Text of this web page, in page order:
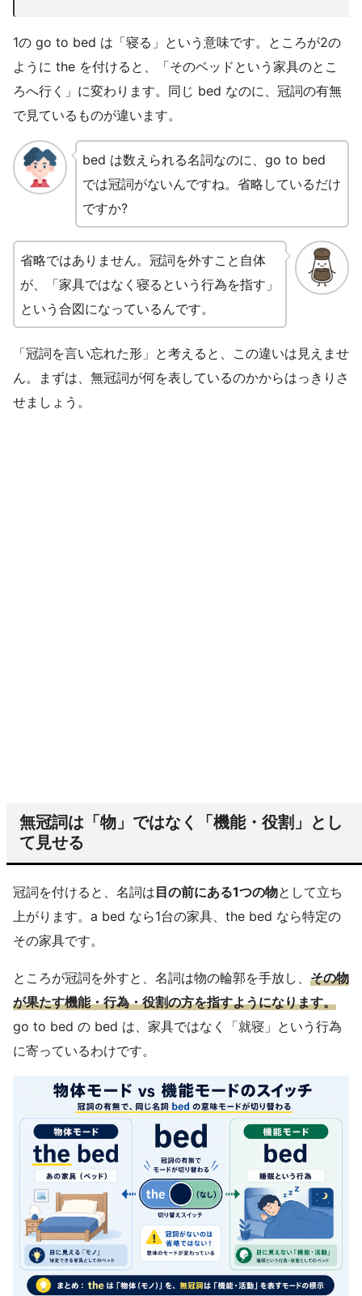
1の go to bed は「寝る」という意味です。ところが2の
ように the を付けると、「そのベッドという家具のとこ
ろへ行く」に変わります。同じ bed なのに、冠詞の有無
で見ているものが違います。
bed は数えられる名詞なのに、go to bed
では冠詞がないんですね。省略しているだけ
ですか?
省略ではありません。冠詞を外すこと自体
が、「家具ではなく寝るという行為を指す」
という合図になっているんです。
「冠詞を言い忘れた形」と考えると、この違いは見えませ
ん。まずは、無冠詞が何を表しているのかからはっきりさ
せましょう。
無冠詞は「物」ではなく「機能・役割」とし
て見せる
冠詞を付けると、名詞は目の前にある1つの物として立ち
上がります。a bed なら1台の家具、the bed なら特定の
その家具です。
ところが冠詞を外すと、名詞は物の輪郭を手放し、 その物
が果たす機能・行為・役割の方を指すようになります。
go to bed の bed は、家具ではなく「就寝」という行為
に寄っているわけです。